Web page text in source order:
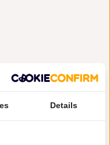
zijn altijd voor de
worden. U bent
van de
van de goederen,
Details